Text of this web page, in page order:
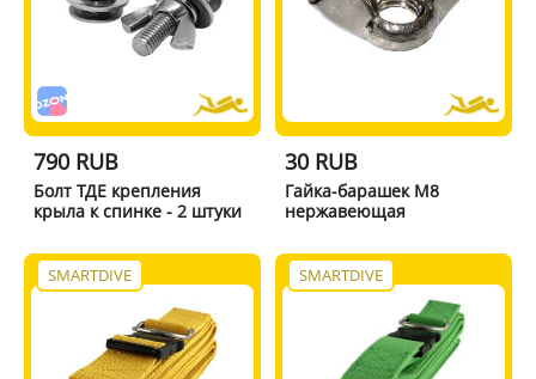
790 RUB
Болт ТДЕ крепления
крыла к спинке - 2 штуки
30 RUB
Гайка-барашек М8
нержавеющая
SMARTDIVE SMARTDIVE